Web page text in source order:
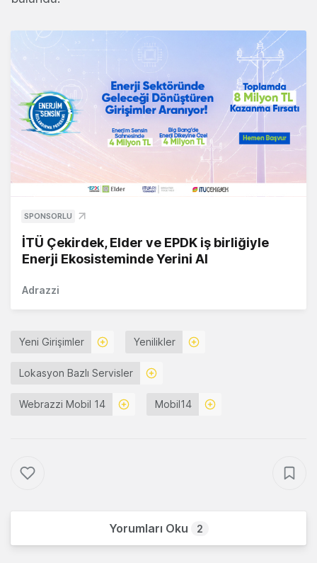
SPONSORLU
İTÜ Çekirdek, Elder ve EPDK iş birliğiyle
Enerji Ekosisteminde Yerini Al
Adrazzi
Yeni Girişimler Yenilikler
Lokasyon Bazlı Servisler
Webrazzi Mobil 14 Mobil14
Yorumları Oku 2